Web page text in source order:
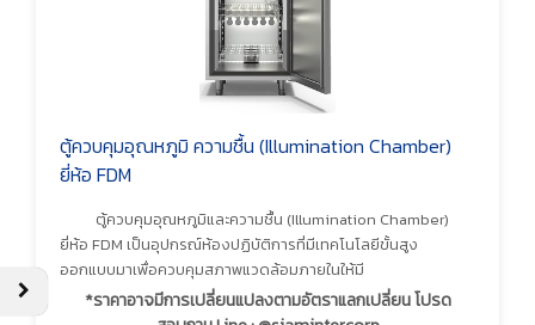
ตู้ควบคุมอุณหภูมิ ความชื้น (Illumination Chamber)
ยี่ห้อ FDM
ตู้ควบคุมอุณหภูมิและความชื้น (Illumination Chamber)
ยี่ห้อ FDM เป็นอุปกรณ์ห้องปฏิบัติการที่มีเทคโนโลยีขั้นสูง
ออกแบบมาเพื่อควบคุมสภาพแวดล้อมภายในให้มี
*ราคาอาจมีการเปลี่ยนแปลงตามอัตราแลกเปลี่ยน โปรด